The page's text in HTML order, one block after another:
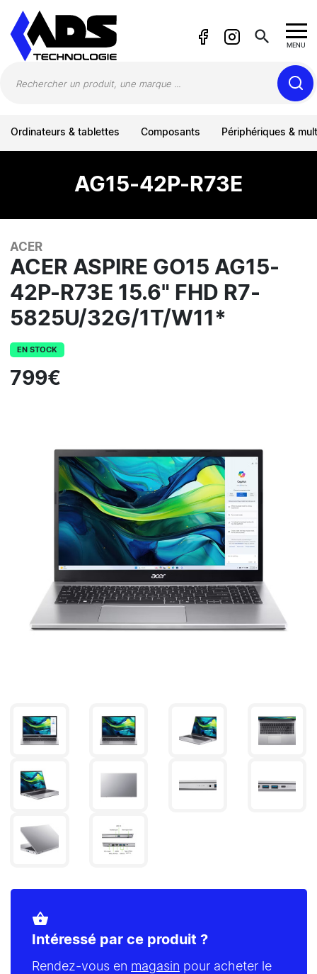
search MENU
Ordinateurs & tablettes Composants Périphériques &
AG15-42P-R73E
ACER
ACER ASPIRE GO15 AG15-
42P-R73E 15.6" FHD R7-
5825U/32G/1T/W11*
EN STOCK
799€
shopping_basket
Intéressé par ce produit ?
Rendez-vous en magasin pour acheter le